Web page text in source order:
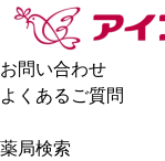
お問い合わせ
よくあるご質問
薬局検索